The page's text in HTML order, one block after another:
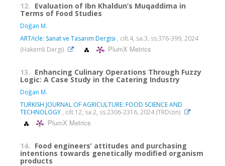
12. Evaluation of Ibn Khaldun’s Muqaddima in
Terms of Food Studies
Doğan M.
ART/icle: Sanat ve Tasarım Dergisi , cilt.4, sa.3, ss.376-399, 2024
(Hakemli Dergi)
PlumX Metrics
13. Enhancing Culinary Operations Through Fuzzy
Logic: A Case Study in the Catering Industry
Doğan M.
TURKISH JOURNAL OF AGRICULTURE: FOOD SCIENCE AND
TECHNOLOGY , cilt.12, sa.2, ss.2306-2316, 2024 (TRDizin)
PlumX Metrics
14. Food engineers’ attitudes and purchasing
intentions towards genetically modified organism
products